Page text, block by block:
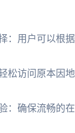
：用户可以根
松访问原本因
：确保流畅的